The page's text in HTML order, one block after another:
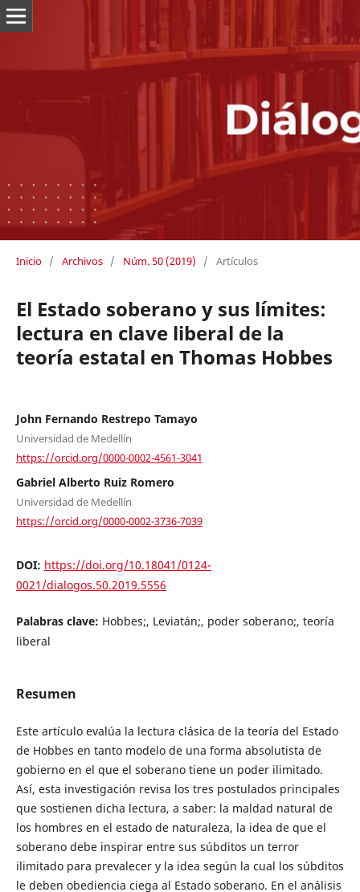
Inicio / Archivos / Núm. 50 (2019) / Artículos
El Estado soberano y sus límites:
lectura en clave liberal de la
teoría estatal en Thomas Hobbes
John Fernando Restrepo Tamayo
Universidad de Medellín
https://orcid.org/0000-0002-4561-3041
Gabriel Alberto Ruiz Romero
Universidad de Medellín
https://orcid.org/0000-0002-3736-7039
DOI: https://doi.org/10.18041/0124-
0021/dialogos.50.2019.5556
Palabras clave: Hobbes;, Leviatán;, poder soberano;, teoría
liberal
Resumen
Este artículo evalúa la lectura clásica de la teoría del Estado
de Hobbes en tanto modelo de una forma absolutista de
gobierno en el que el soberano tiene un poder ilimitado.
Así, esta investigación revisa los tres postulados principales
que sostienen dicha lectura, a saber: la maldad natural de
los hombres en el estado de naturaleza, la idea de que el
soberano debe inspirar entre sus súbditos un terror
ilimitado para prevalecer y la idea según la cual los súbditos
le deben obediencia ciega al Estado soberano. En el análisis